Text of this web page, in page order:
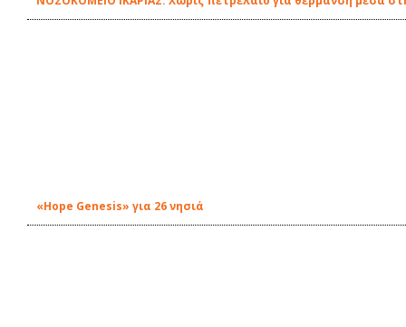
«Hope Genesis» για 26 νησιά